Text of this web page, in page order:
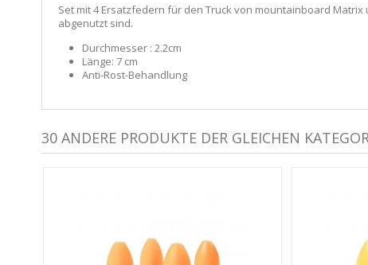
Set mit 4 Ersatzfedern für den Truck von mountainboard
abgenutzt sind.
Durchmesser : 2.2cm
Länge: 7 cm
Anti-Rost-Behandlung
30 ANDERE PRODUKTE DER GLEICHEN